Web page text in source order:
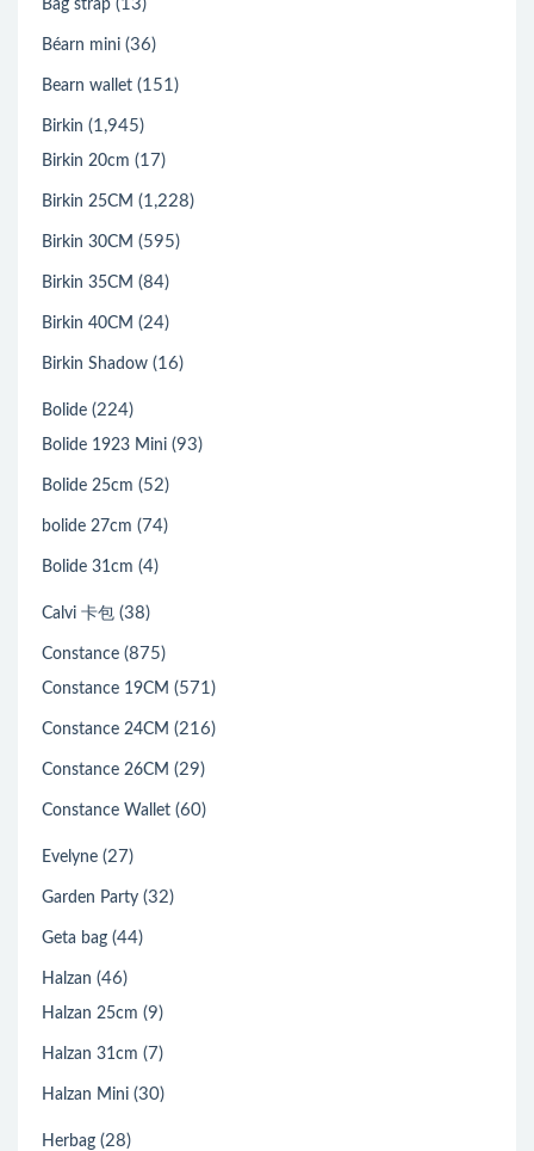
Bag strap (13)
Béarn mini (36)
Bearn wallet (151)
Birkin (1,945)
Birkin 20cm (17)
Birkin 25CM (1,228)
Birkin 30CM (595)
Birkin 35CM (84)
Birkin 40CM (24)
Birkin Shadow (16)
Bolide (224)
Bolide 1923 Mini (93)
Bolide 25cm (52)
bolide 27cm (74)
Bolide 31cm (4)
Calvi 卡包 (38)
Constance (875)
Constance 19CM (571)
Constance 24CM (216)
Constance 26CM (29)
Constance Wallet (60)
Evelyne (27)
Garden Party (32)
Geta bag (44)
Halzan (46)
Halzan 25cm (9)
Halzan 31cm (7)
Halzan Mini (30)
Herbag (28)